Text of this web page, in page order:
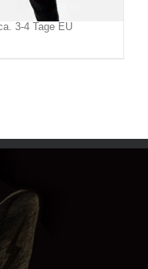
3-4 Tage EU